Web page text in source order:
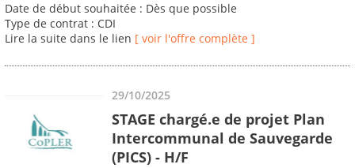
Date de début souhaitée : Dès que possible
Type de contrat : CDI
Lire la suite dans le lien [ voir l'offre complète ]
29/10/2025
STAGE chargé.e de projet Plan
Intercommunal de Sauvegarde
(PICS) - H/F